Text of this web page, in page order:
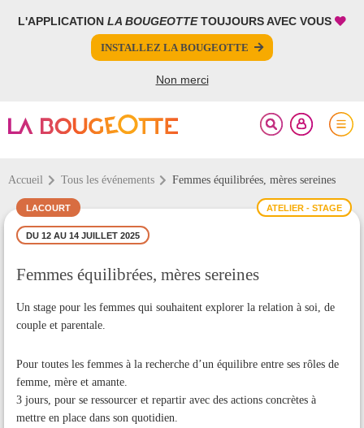
L'APPLICATION LA BOUGEOTTETOUJOURS AVEC VOUS
INSTALLEZ LA BOUGEOTTE
Non merci
Accueil Tous les événements Femmes équilibrées, mères sereines
ATELIER - STAGE
LACOURT
DU 12 AU 14 JUILLET 2025
Femmes équilibrées, mères sereines
Un stage pour les femmes qui souhaitent explorer la relation à soi, de
couple et parentale.
Pour toutes les femmes à la recherche d’un équilibre entre ses rôles de
femme, mère et amante.
3 jours, pour se ressourcer et repartir avec des actions concrètes à
mettre en place dans son quotidien.
FERMER
PARTAGER
FERMER
Votre inscription à la newsletter a été effectuée.